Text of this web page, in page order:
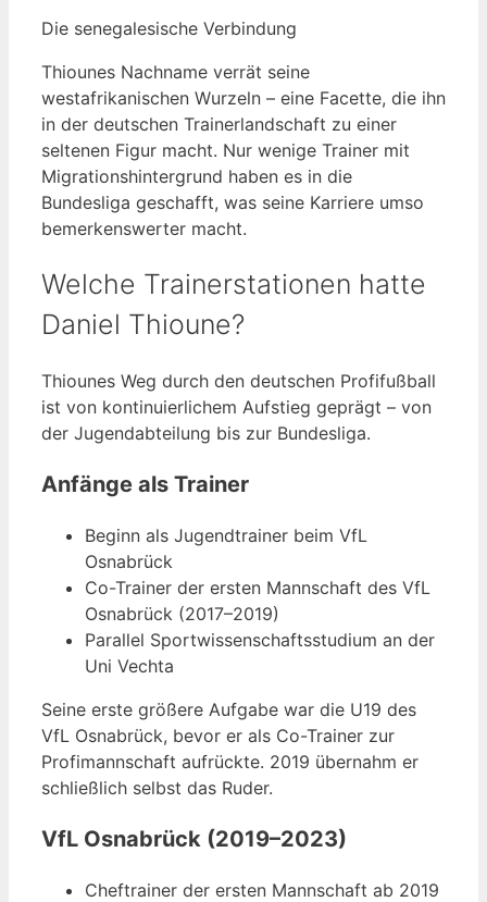
Die senegalesische Verbindung
Thiounes Nachname verrät seine
westafrikanischen Wurzeln – eine Facette, die ihn
in der deutschen Trainerlandschaft zu einer
seltenen Figur macht. Nur wenige Trainer mit
Migrationshintergrund haben es in die
Bundesliga geschafft, was seine Karriere umso
bemerkenswerter macht.
Welche Trainerstationen hatte
Daniel Thioune?
Thiounes Weg durch den deutschen Profifußball
ist von kontinuierlichem Aufstieg geprägt – von
der Jugendabteilung bis zur Bundesliga.
Anfänge als Trainer
Beginn als Jugendtrainer beim VfL
Osnabrück
Co-Trainer der ersten Mannschaft des VfL
Osnabrück (2017–2019)
Parallel Sportwissenschaftsstudium an der
Uni Vechta
Seine erste größere Aufgabe war die U19 des
VfL Osnabrück, bevor er als Co-Trainer zur
Profimannschaft aufrückte. 2019 übernahm er
schließlich selbst das Ruder.
VfL Osnabrück (2019–2023)
Cheftrainer der ersten Mannschaft ab 2019